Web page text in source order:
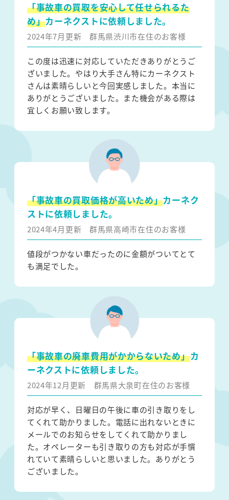
「事故車の買取を安心して任せられるた
め」カーネクストに依頼しました。
2024年7月更新 群馬県渋川市在住のお客様
この度は迅速に対応していただきありがとうご
ざいました。やはり大手さん特にカーネクスト
さんは素晴らしいと今回実感しました。本当に
ありがとうございました。また機会がある際は
宜しくお願い致します。
「事故車の買取価格が高いため」カーネク
ストに依頼しました。
2024年4月更新 群馬県高崎市在住のお客様
値段がつかない車だったのに金額がついてとて
も満足でした。
「事故車の廃車費用がかからないため」カ
ーネクストに依頼しました。
2024年12月更新 群馬県大泉町在住のお客様
対応が早く、日曜日の午後に車の引き取りをし
てくれて助かりました。電話に出れないときに
メールでのお知らせをしてくれて助かりまし
た。オペレーターも引き取りの方も対応が手慣
れていて素晴らしいと思いました。ありがとう
ございました。